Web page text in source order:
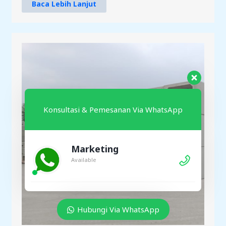
Baca Lebih Lanjut
Konsultasi & Pemesanan Via WhatsApp
Marketing
Available
Hubungi Via WhatsApp